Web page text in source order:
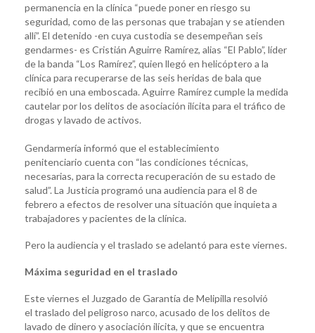
permanencia en la clínica “puede poner en riesgo su
seguridad, como de las personas que trabajan y se atienden
allí”. El detenido -en cuya custodia se desempeñan seis
gendarmes- es Cristián Aguirre Ramírez, alias “El Pablo”, líder
de la banda “Los Ramírez”, quien llegó en helicóptero a la
clínica para recuperarse de las seis heridas de bala que
recibió en una emboscada. Aguirre Ramírez cumple la medida
cautelar por los delitos de asociación ilícita para el tráfico de
drogas y lavado de activos.
Gendarmería informó que el establecimiento
penitenciario cuenta con “las condiciones técnicas,
necesarias, para la correcta recuperación de su estado de
salud”. La Justicia programó una audiencia para el 8 de
febrero a efectos de resolver una situación que inquieta a
trabajadores y pacientes de la clínica.
Pero la audiencia y el traslado se adelantó para este viernes.
Máxima seguridad en el traslado
Este viernes el Juzgado de Garantía de Melipilla resolvió
el traslado del peligroso narco, acusado de los delitos de
lavado de dinero y asociación ilícita, y que se encuentra